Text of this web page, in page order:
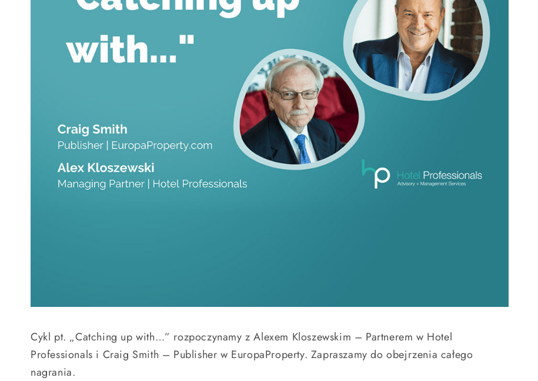
Cykl pt. „Catching up with…” rozpoczynamy z Alexem Kloszewskim – Partnerem w Hotel
Professionals i Craig Smith – Publisher w EuropaProperty. Zapraszamy do obejrzenia całego
nagrania.